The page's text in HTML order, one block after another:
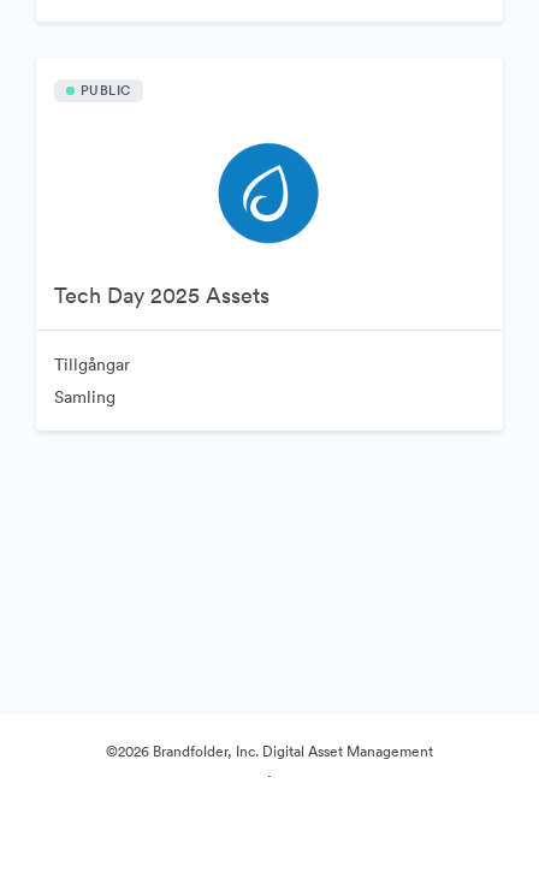
PUBLIC
Tech Day 2025 Assets
Tillgångar
Samling
©2026 Brandfolder, Inc. Digital Asset Management
·